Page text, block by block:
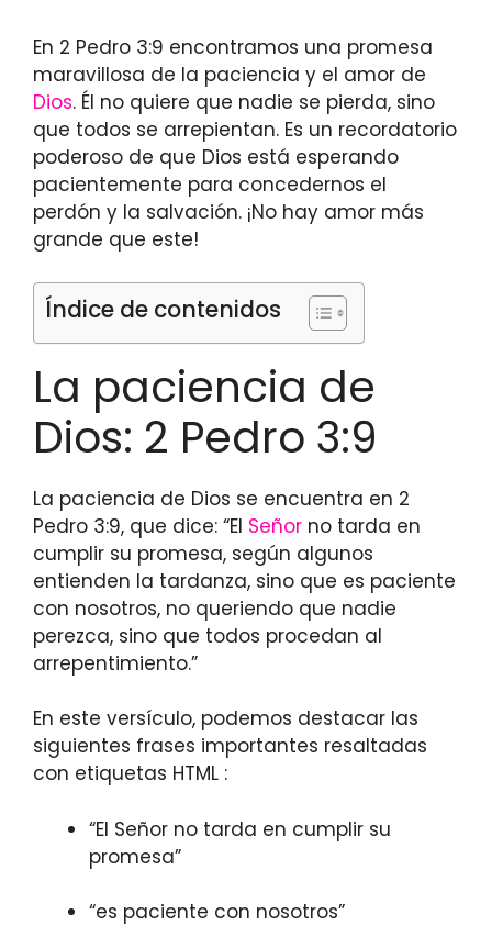
En 2 Pedro 3:9 encontramos una promesa
maravillosa de la paciencia y el amor de
Dios. Él no quiere que nadie se pierda, sino
que todos se arrepientan. Es un recordatorio
poderoso de que Dios está esperando
pacientemente para concedernos el
perdón y la salvación. ¡No hay amor más
grande que este!
Índice de contenidos
La paciencia de
Dios: 2 Pedro 3:9
La paciencia de Dios se encuentra en 2
Pedro 3:9, que dice: “El Señor no tarda en
cumplir su promesa, según algunos
entienden la tardanza, sino que es paciente
con nosotros, no queriendo que nadie
perezca, sino que todos procedan al
arrepentimiento.”
En este versículo, podemos destacar las
siguientes frases importantes resaltadas
con etiquetas HTML :
“El Señor no tarda en cumplir su
promesa”
“es paciente con nosotros”